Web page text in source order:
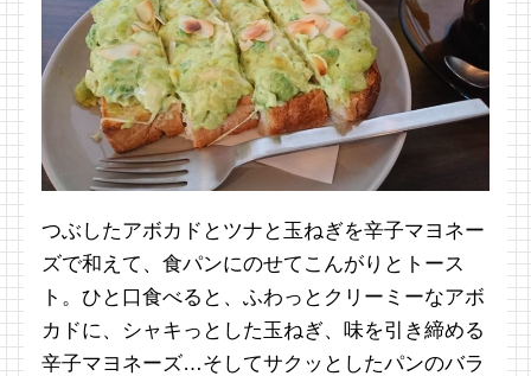
つぶしたアボカドとツナと玉ねぎを辛子マヨネー
ズで和えて、食パンにのせてこんがりとトース
ト。ひと口食べると、ふわっとクリーミーなアボ
カドに、シャキっとした玉ねぎ、味を引き締める
辛子マヨネーズ…そしてサクッとしたパンのバラ